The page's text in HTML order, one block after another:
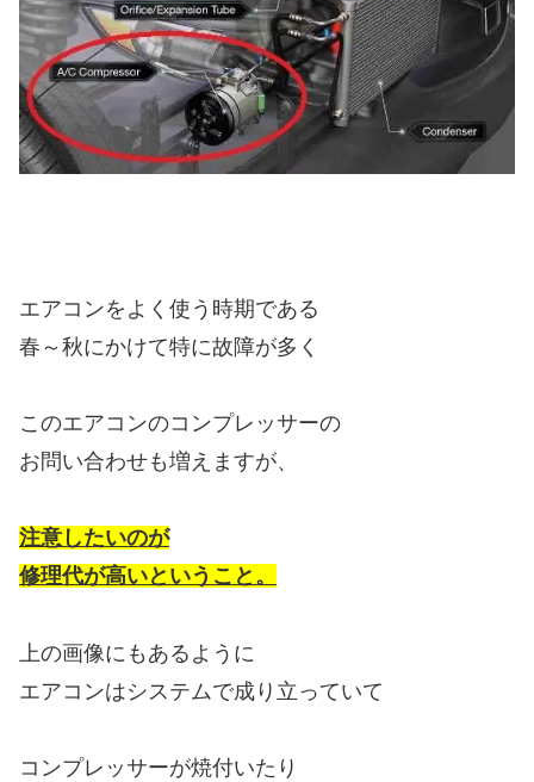
エアコンをよく使う時期である
春～秋にかけて特に故障が多く
このエアコンのコンプレッサーの
お問い合わせも増えますが、
注意したいのが
修理代が高いということ。
上の画像にもあるように
エアコンはシステムで成り立っていて
コンプレッサーが焼付いたり